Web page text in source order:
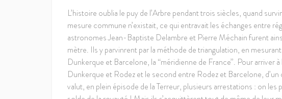
L’histoire oublia le puy de l’Arbre pendant trois siècles, quand
mesure commune n’existait, ce qui entravait les échanges entre
astronomes Jean-Baptiste Delambre et Pierre Méchain furent
mètre. Ils y parvinrent par la méthode de triangulation, en
Dunkerque et Barcelone, la “méridienne de France”. Pour arriver
Dunkerque et Rodez et le second entre Rodez et Barcelone,
valut, en plein épisode de la Terreur, plusieurs arrestations : on